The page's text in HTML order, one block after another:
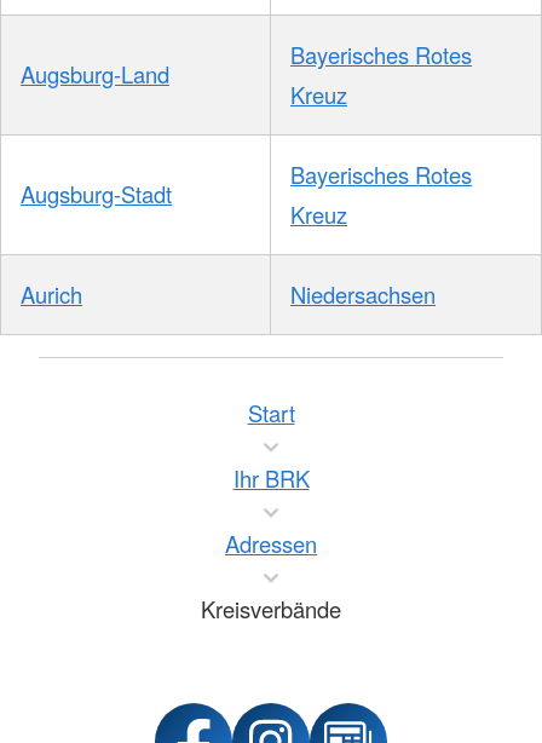
Augsburg-Land
Bayerisches Rotes
Kreuz
Augsburg-Stadt
Bayerisches Rotes
Kreuz
Aurich Niedersachsen
Start
Ihr BRK
Adressen
Kreisverbände